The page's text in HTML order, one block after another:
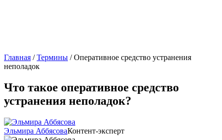
Главная /Термины /Оперативное средство устранения
неполадок
Что такое оперативное средство
устранения неполадок?
Эльмира АббясоваКонтент-эксперт